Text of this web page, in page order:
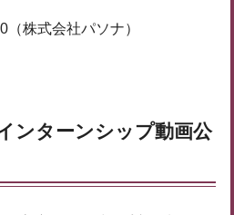
株式会社パソナ）
ンターンシップ動画公